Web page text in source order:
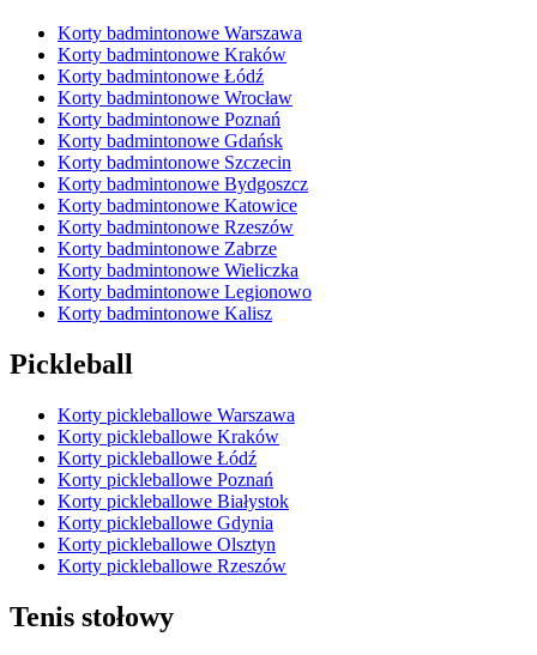
Korty badmintonowe Warszawa
Korty badmintonowe Kraków
Korty badmintonowe Łódź
Korty badmintonowe Wrocław
Korty badmintonowe Poznań
Korty badmintonowe Gdańsk
Korty badmintonowe Szczecin
Korty badmintonowe Bydgoszcz
Korty badmintonowe Katowice
Korty badmintonowe Rzeszów
Korty badmintonowe Zabrze
Korty badmintonowe Wieliczka
Korty badmintonowe Legionowo
Korty badmintonowe Kalisz
Pickleball
Korty pickleballowe Warszawa
Korty pickleballowe Kraków
Korty pickleballowe Łódź
Korty pickleballowe Poznań
Korty pickleballowe Białystok
Korty pickleballowe Gdynia
Korty pickleballowe Olsztyn
Korty pickleballowe Rzeszów
Tenis stołowy